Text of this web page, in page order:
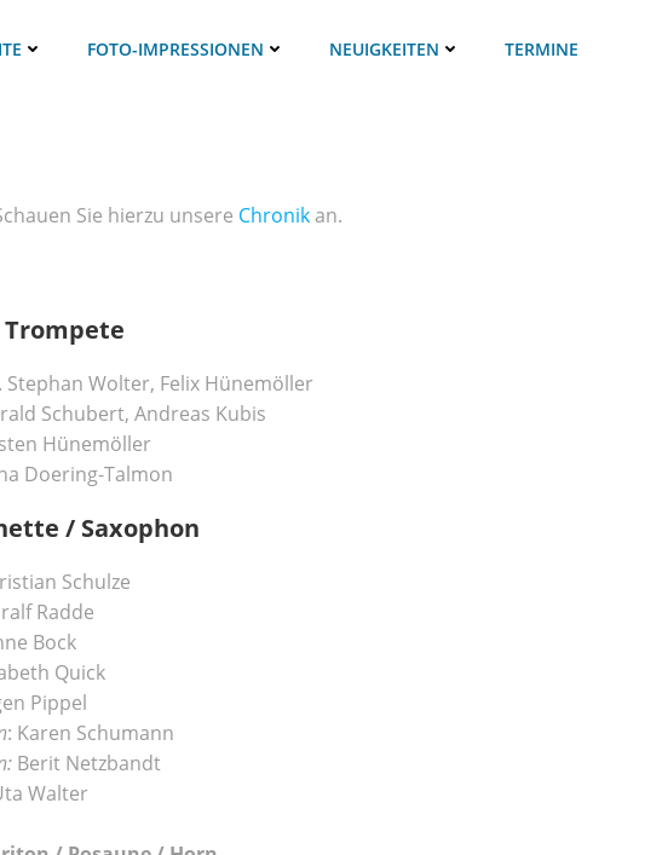
FOTO-IMPRESSIONEN NEUIGKEITEN TERMINE
Sie hierzu unsere Chronikan.
Stephan Wolter, Felix Hünemöller
Schubert, Andreas Kubis
Hünemöller
Doering-Talmon
/ Saxophon
Schulze
Radde
Bock
Quick
Pippel
: Karen Schumann
Berit Netzbandt
Walter